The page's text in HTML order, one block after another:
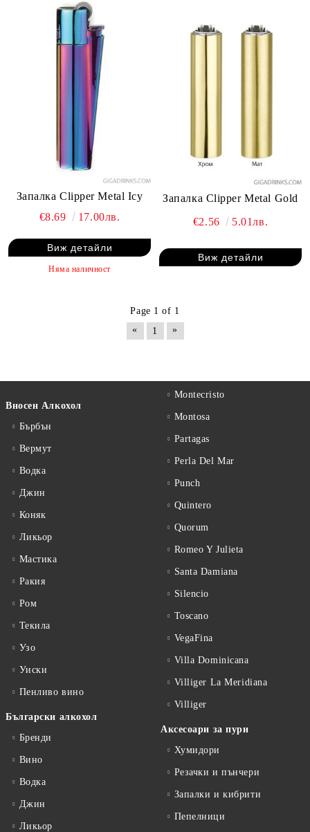
Запалка Clipper Metal Icy
€8.69
17.00лв.
Виж детайли
Няма наличност
Запалка Clipper Metal Gold
€2.56
5.01лв.
Виж детайли
Page 1 of 1
«
1 »
Вносен Алкохол
Бърбън
Вермут
Водка
Джин
Коняк
Ликьор
Мастика
Ракия
Ром
Текила
Узо
Уиски
Пенливо вино
Български алкохол
Бренди
Вино
Водка
Джин
Ликьор
Montecristo
Montosa
Partagas
Perla Del Mar
Punch
Quintero
Quorum
Romeo Y Julieta
Santa Damiana
Silencio
Toscano
VegaFina
Villa Dominicana
Villiger La Meridiana
Villiger
Аксесоари за пури
Хумидори
Резачки и пънчери
Запалки и кибрити
Пепелници